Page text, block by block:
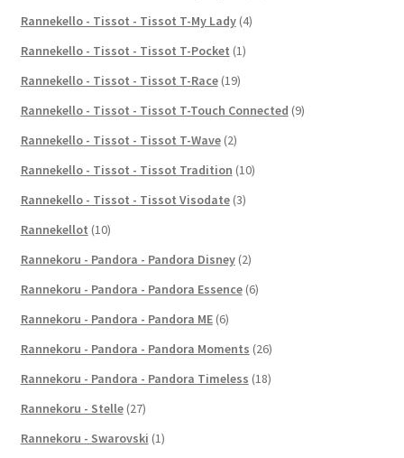
Rannekello - Tissot - Tissot T-My Lady (4)
Rannekello - Tissot - Tissot T-Pocket (1)
Rannekello - Tissot - Tissot T-Race (19)
Rannekello - Tissot - Tissot T-Touch Connected (9)
Rannekello - Tissot - Tissot T-Wave (2)
Rannekello - Tissot - Tissot Tradition (10)
Rannekello - Tissot - Tissot Visodate (3)
Rannekellot (10)
Rannekoru - Pandora - Pandora Disney (2)
Rannekoru - Pandora - Pandora Essence (6)
Rannekoru - Pandora - Pandora ME (6)
Rannekoru - Pandora - Pandora Moments (26)
Rannekoru - Pandora - Pandora Timeless (18)
Rannekoru - Stelle (27)
Rannekoru - Swarovski (1)